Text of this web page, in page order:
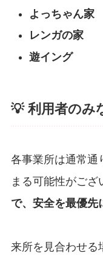
よっちゃん家
レンガの家
遊イング
💡 利用者のみ
各事業所は通常通
まる可能性がござ
で、安全を最優先
来所を見合わせる